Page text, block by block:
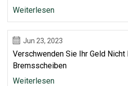
Weiterlesen
Jun 23, 2023
Verschwenden Sie Ihr Geld Nicht
Bremsscheiben
Weiterlesen